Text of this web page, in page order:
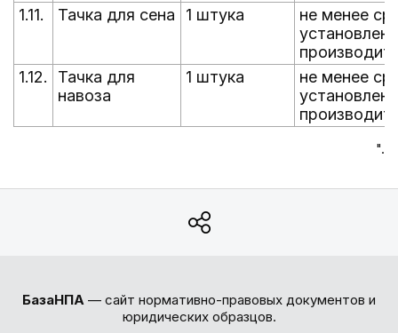
1.11.
Тачка для сена 1 штука
не менее
1.12.
Тачка для
навоза
1 штука
не менее
".
БазаНПА — сайт нормативно-правовых документов и
юридических образцов.